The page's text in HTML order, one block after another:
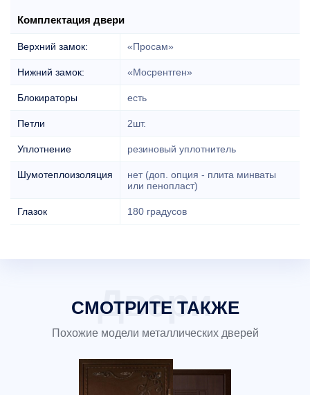
Комплектация двери
Верхний замок: «Просам»
Нижний замок: «Мосрентген»
Блокираторы есть
Петли 2шт.
Уплотнение резиновый уплотнитель
Шумотеплоизоляция
нет (доп. опция - плита минваты
или пенопласт)
Глазок 180 градусов
СМОТРИТЕ ТАКЖЕ
Похожие модели металлических дверей